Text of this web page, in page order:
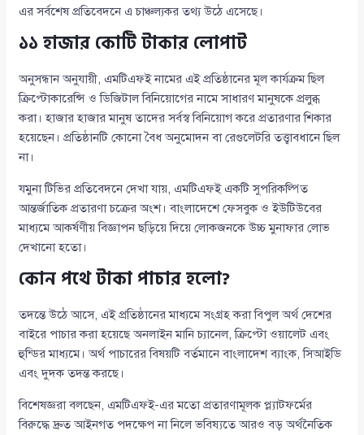
এর সর্বশেষ প্রতিবেদনে এ চাঞ্চল্যকর তথ্য উঠে এসেছে।
১১ হাজার কোটি টাকার লোপাট
অনুসন্ধান অনুযায়ী, এমটিএফই নামের এই প্রতিষ্ঠানের মূল কার্যক্রম ছিল
ক্রিপ্টোকারেন্সি ও ডিজিটাল বিনিয়োগের নামে সাধারণ মানুষকে প্রলুব্ধ
করা। হাজার হাজার মানুষ তাদের সর্বস্ব বিনিয়োগ করে প্রতারণার শিকার
হয়েছেন। প্রতিষ্ঠানটি কোনো বৈধ অনুমোদন বা রেগুলেটরি তত্ত্বাবধানে ছিল
না।
যমুনা টিভির প্রতিবেদনে দেখা যায়, এমটিএফই একটি সুপরিকল্পিত
আন্তর্জাতিক প্রতারণা চক্রের অংশ। বাংলাদেশে ফেসবুক ও ইউটিউবের
মাধ্যমে আকর্ষণীয় বিজ্ঞাপন ছড়িয়ে দিয়ে লোকজনকে উচ্চ মুনাফার লোভ
দেখানো হতো।
কোন পথে টাকা পাচার হলো?
তদন্তে উঠে আসে, এই প্রতিষ্ঠানের মাধ্যমে সংগ্রহ করা বিপুল অর্থ দেশের
বাইরে পাচার করা হয়েছে অনলাইন মানি চ্যানেল, ক্রিপ্টো ওয়ালেট এবং
হুন্ডির মাধ্যমে। অর্থ পাচারের বিষয়টি বর্তমানে বাংলাদেশ ব্যাংক, সিআইডি
এবং দুদক তদন্ত করছে।
বিশেষজ্ঞরা বলছেন, এমটিএফই-এর মতো প্রতারণামূলক প্ল্যাটফর্মের
বিরুদ্ধে দ্রুত আইনগত পদক্ষেপ না নিলে ভবিষ্যতে আরও বড় অর্থনৈতিক